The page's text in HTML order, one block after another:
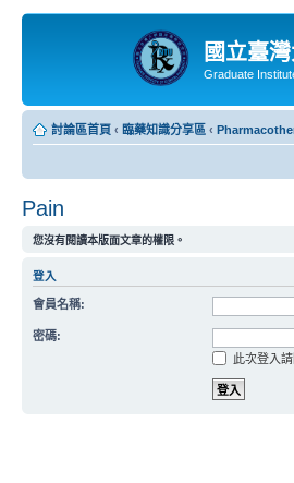
國立臺
Graduate
討論區首頁 ‹ 臨藥知識分享區 ‹
Pain
您沒有閱讀本版面文章的權限。
登入
會員名稱:
密碼:
此次登入